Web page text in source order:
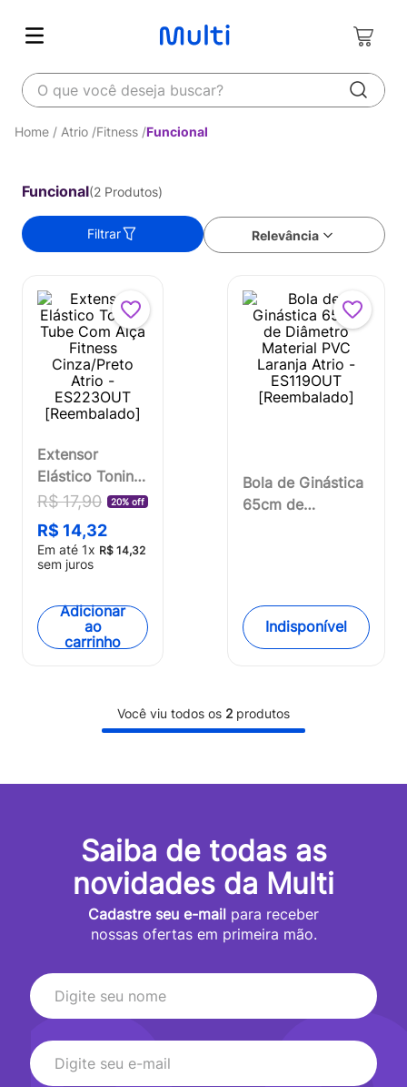
O que você deseja buscar?
Atrio Fitness Funcional
Funcional 2 Produtos
Relevância
Filtrar
Extensor
Elástico Toning
Tube Com Alça
Fitness
Cinza/Preto
Atrio -
[Reembalado]
R$ 17,90 20% off
R$ 14,32
Em até 1x R$ 14,32
sem juros
Adicionar
ao
carrinho
Bola de Ginástica
65cm de
Indisponível
Você viu todos os 2 produtos
Saiba de todas as
novidades da Multi
Cadastre seu e-mail para receber
nossas ofertas em primeira mão.